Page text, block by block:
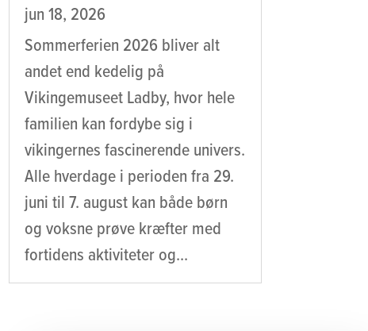
jun 18, 2026
Sommerferien 2026 bliver alt
andet end kedelig på
Vikingemuseet Ladby, hvor hele
familien kan fordybe sig i
vikingernes fascinerende univers.
Alle hverdage i perioden fra 29.
juni til 7. august kan både børn
og voksne prøve kræfter med
fortidens aktiviteter og...